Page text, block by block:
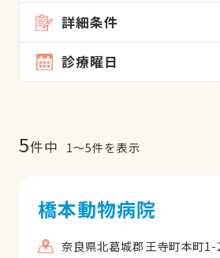
詳細条件
診療曜日
5件中 1〜5件を表示
橋本動物病院
奈良県北葛城郡王寺町本町